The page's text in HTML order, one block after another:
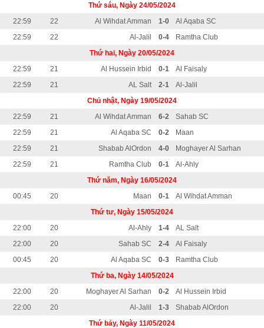
Thứ sáu, Ngày 24/05/2024
22:59
22 Al Wihdat Amman 1-0
Al Aqaba SC
22:59
22 Al-Jalil 0-4
Ramtha Club
Thứ hai, Ngày 20/05/2024
22:59
21 Al Hussein Irbid 0-1
Al Faisaly
22:59
21 AL Salt 2-1
Al-Jalil
Chủ nhật, Ngày 19/05/2024
22:59
21 Al Wihdat Amman 6-2
Sahab SC
22:59
21 Al Aqaba SC 0-2
Maan
22:59
21 Shabab AlOrdon 4-0
Moghayer Al Sarhan
22:59
21 Ramtha Club 0-1
Al-Ahly
Thứ năm, Ngày 16/05/2024
00:45
20 Maan 0-1
Al Wihdat Amman
Thứ tư, Ngày 15/05/2024
22:00
20 Al-Ahly 1-4
AL Salt
22:00
20 Sahab SC 2-4
Al Faisaly
00:45
20 Al Aqaba SC 0-3
Ramtha Club
Thứ ba, Ngày 14/05/2024
22:00
20 Moghayer Al Sarhan 0-2
Al Hussein Irbid
22:00
20 Al-Jalil 1-3
Shabab AlOrdon
Thứ bảy, Ngày 11/05/2024